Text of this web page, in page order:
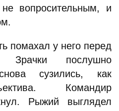
вопросительным, и
помахал у него перед
Зрачки послушно
сузились, как
Командир
Рыжий выглядел